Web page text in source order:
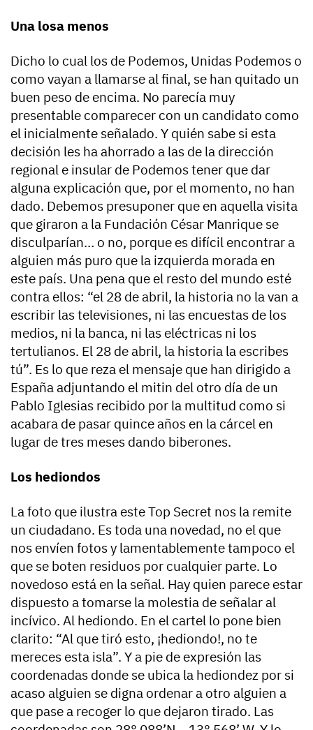
Una losa menos
Dicho lo cual los de Podemos, Unidas Podemos o
como vayan a llamarse al final, se han quitado un
buen peso de encima. No parecía muy
presentable comparecer con un candidato como
el inicialmente señalado. Y quién sabe si esta
decisión les ha ahorrado a las de la dirección
regional e insular de Podemos tener que dar
alguna explicación que, por el momento, no han
dado. Debemos presuponer que en aquella visita
que giraron a la Fundación César Manrique se
disculparían… o no, porque es difícil encontrar a
alguien más puro que la izquierda morada en
este país. Una pena que el resto del mundo esté
contra ellos: “el 28 de abril, la historia no la van a
escribir las televisiones, ni las encuestas de los
medios, ni la banca, ni las eléctricas ni los
tertulianos. El 28 de abril, la historia la escribes
tú”. Es lo que reza el mensaje que han dirigido a
España adjuntando el mitin del otro día de un
Pablo Iglesias recibido por la multitud como si
acabara de pasar quince años en la cárcel en
lugar de tres meses dando biberones.
Los hediondos
La foto que ilustra este Top Secret nos la remite
un ciudadano. Es toda una novedad, no el que
nos envíen fotos y lamentablemente tampoco el
que se boten residuos por cualquier parte. Lo
novedoso está en la señal. Hay quien parece estar
dispuesto a tomarse la molestia de señalar al
incívico. Al hediondo. En el cartel lo pone bien
clarito: “Al que tiró esto, ¡hediondo!, no te
mereces esta isla”. Y a pie de expresión las
coordenadas donde se ubica la hediondez por si
acaso alguien se digna ordenar a otro alguien a
que pase a recoger lo que dejaron tirado. Las